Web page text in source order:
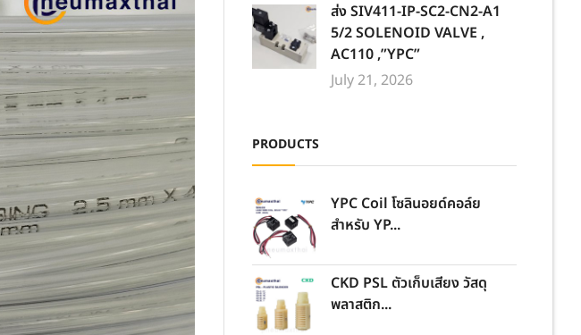
ส่ง SIV411-IP-SC2-CN2-A1
5/2 SOLENOID VALVE ,
AC110 ,”YPC”
July 21, 2026
PRODUCTS
YPC Coil โซลินอยด์คอล์ย
สำหรับ YP...
CKD PSL ตัวเก็บเสียง วัสดุ
พลาสติก...